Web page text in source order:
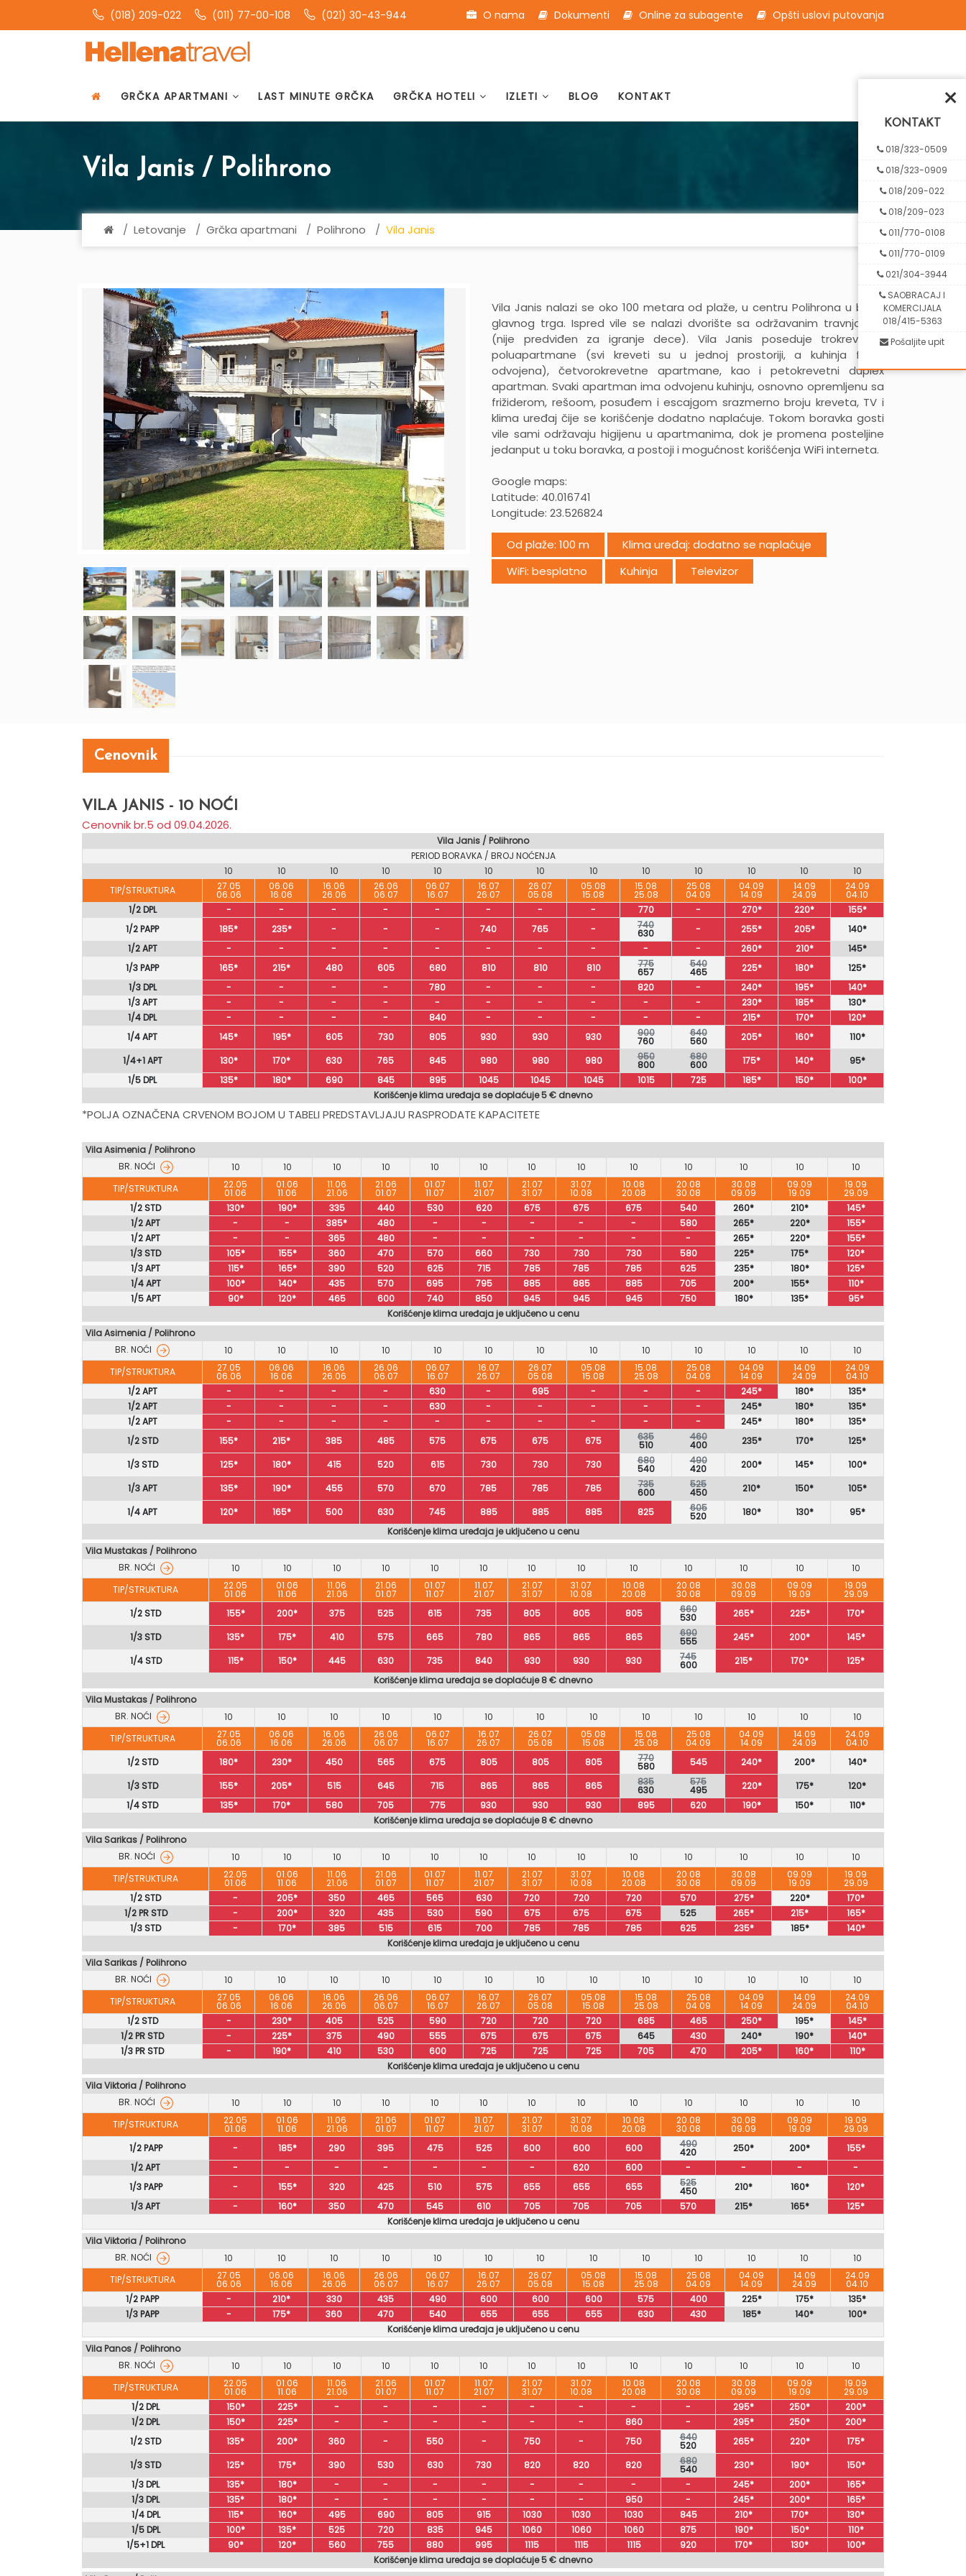
(018) 209-022 (011) 77-00-108 (021) 30-43-944 O nama Dokumenti Online za subagente Opšti uslovi putovanja
GRČKA APARTMANI LAST MINUTE GRČKA GRČKA HOTELI IZLETI BLOG KONTAKT
Vila Janis / Polihrono
Letovanje Grčka apartmani Polihrono Vila Janis
Vila Janis nalazi se oko 100 metara od plaže, u centru Polihrona u blizini
glavnog trga. Ispred vile se nalazi dvorište sa održavanim travnjakom
(nije predviđen za igranje dece). Vila Janis poseduje trokrevetne
poluapartmane (svi kreveti su u jednoj prostoriji, a kuhinja fizički
odvojena), četvorokrevetne apartmane, kao i petokrevetni duplex
apartman. Svaki apartman ima odvojenu kuhinju, osnovno opremljenu sa
frižiderom, rešoom, posuđem i escajgom srazmerno broju kreveta, TV i
klima uređaj čije se korišćenje dodatno naplaćuje. Tokom boravka gosti
vile sami održavaju higijenu u apartmanima, dok je promena posteljine
jedanput u toku boravka, a postoji i mogućnost korišćenja WiFi interneta.
Google maps:
Latitude: 40.016741
Longitude: 23.526824
Od plaže: 100 m
Klima uređaj: dodatno se naplaćuje
WiFi: besplatno
Kuhinja Televizor
Cenovnik
VILA JANIS - 10 NOĆI
Cenovnik br.5 od 09.04.2026.
Vila Janis / Polihrono
PERIOD BORAVKA / BROJ NOĆENJA
10
10 10 10 10 10 10 10 10 10 10 10
10
TIP/STRUKTURA
27.05
06.06
06.06
16.06
16.06
26.06
26.06
06.07
06.07
16.07
16.07
26.07
26.07
05.08
05.08
15.08
15.08
25.08
25.08
04.09
04.09
14.09
14.09
24.09
24.09
04.10
1/2 DPL
- - - - - - - - 770 - 270* 220*
155*
1/2 PAPP
185* 235* - - - 740 765 - 740
630 - 255* 205*
140*
1/2 APT
- - - - - - - - - - 260* 210*
145*
1/3 PAPP
165* 215* 480 605 680 810 810 810 775
657
540
465 225* 180*
125*
1/3 DPL
- - - - 780 - - - 820 - 240* 195*
140*
1/3 APT
- - - - - - - - - - 230* 185*
130*
1/4 DPL
- - - - 840 - - - - - 215* 170*
120*
1/4 APT
145* 195* 605 730 805 930 930 930 900
760
640
560 205* 160*
110*
1/4+1 APT
130* 170* 630 765 845 980 980 980 950
800
680
600 175* 140*
95*
1/5 DPL
135* 180* 690 845 895 1045 1045 1045 1015 725 185* 150*
100*
Korišćenje klima uređaja se doplaćuje 5 € dnevno
*POLJA OZNAČENA CRVENOM BOJOM U TABELI PREDSTAVLJAJU RASPRODATE KAPACITETE
Vila Asimenia / Polihrono
BR. NOĆI
10 10 10 10 10 10 10 10 10 10 10 10
10
TIP/STRUKTURA
22.05
01.06
01.06
11.06
11.06
21.06
21.06
01.07
01.07
11.07
11.07
21.07
21.07
31.07
31.07
10.08
10.08
20.08
20.08
30.08
30.08
09.09
09.09
19.09
19.09
29.09
1/2 STD
130* 190* 335 440 530 620 675 675 675 540 260* 210*
145*
1/2 APT
- - 385* 480 - - - - - 580 265* 220*
155*
1/2 APT
- - 365 480 - - - - - - 265* 220*
155*
1/3 STD
105* 155* 360 470 570 660 730 730 730 580 225* 175*
120*
1/3 APT
115* 165* 390 520 625 715 785 785 785 625 235* 180*
125*
1/4 APT
100* 140* 435 570 695 795 885 885 885 705 200* 155*
110*
1/5 APT
90* 120* 465 600 740 850 945 945 945 750 180* 135*
95*
Korišćenje klima uređaja je uključeno u cenu
Vila Asimenia / Polihrono
BR. NOĆI
10 10 10 10 10 10 10 10 10 10 10 10
10
TIP/STRUKTURA
27.05
06.06
06.06
16.06
16.06
26.06
26.06
06.07
06.07
16.07
16.07
26.07
26.07
05.08
05.08
15.08
15.08
25.08
25.08
04.09
04.09
14.09
14.09
24.09
24.09
04.10
1/2 APT
- - - - 630 - 695 - - - 245* 180*
135*
1/2 APT
- - - - 630 - - - - - 245* 180*
135*
1/2 APT
- - - - - - - - - - 245* 180*
135*
1/2 STD
155* 215* 385 485 575 675 675 675 635
510
460
400 235* 170*
125*
1/3 STD
125* 180* 415 520 615 730 730 730 680
540
490
420 200* 145*
100*
1/3 APT
135* 190* 455 570 670 785 785 785 735
600
525
450 210* 150*
105*
1/4 APT
120* 165* 500 630 745 885 885 885 825 605
520 180* 130*
95*
Korišćenje klima uređaja je uključeno u cenu
Vila Mustakas / Polihrono
BR. NOĆI
10 10 10 10 10 10 10 10 10 10 10 10
10
TIP/STRUKTURA
22.05
01.06
01.06
11.06
11.06
21.06
21.06
01.07
01.07
11.07
11.07
21.07
21.07
31.07
31.07
10.08
10.08
20.08
20.08
30.08
30.08
09.09
09.09
19.09
19.09
29.09
1/2 STD
155* 200* 375 525 615 735 805 805 805 660
530 265* 225*
170*
1/3 STD
135* 175* 410 575 665 780 865 865 865 690
555 245* 200*
145*
1/4 STD
115* 150* 445 630 735 840 930 930 930 745
600 215* 170*
125*
Korišćenje klima uređaja se doplaćuje 8 € dnevno
Vila Mustakas / Polihrono
BR. NOĆI
10 10 10 10 10 10 10 10 10 10 10 10
10
TIP/STRUKTURA
27.05
06.06
06.06
16.06
16.06
26.06
26.06
06.07
06.07
16.07
16.07
26.07
26.07
05.08
05.08
15.08
15.08
25.08
25.08
04.09
04.09
14.09
14.09
24.09
24.09
04.10
1/2 STD
180* 230* 450 565 675 805 805 805 770
580 545 240* 200*
140*
1/3 STD
155* 205* 515 645 715 865 865 865 835
630
575
495 220* 175*
120*
1/4 STD
135* 170* 580 705 775 930 930 930 895 620 190* 150*
110*
Korišćenje klima uređaja se doplaćuje 8 € dnevno
Vila Sarikas / Polihrono
BR. NOĆI
10 10 10 10 10 10 10 10 10 10 10 10
10
TIP/STRUKTURA
22.05
01.06
01.06
11.06
11.06
21.06
21.06
01.07
01.07
11.07
11.07
21.07
21.07
31.07
31.07
10.08
10.08
20.08
20.08
30.08
30.08
09.09
09.09
19.09
19.09
29.09
1/2 STD
- 205* 350 465 565 630 720 720 720 570 275* 220*
170*
1/2 PR STD
- 200* 320 435 530 590 675 675 675 525 265* 215*
165*
1/3 STD
- 170* 385 515 615 700 785 785 785 625 235* 185*
140*
Korišćenje klima uređaja je uključeno u cenu
Vila Sarikas / Polihrono
BR. NOĆI
10 10 10 10 10 10 10 10 10 10 10 10
10
TIP/STRUKTURA
27.05
06.06
06.06
16.06
16.06
26.06
26.06
06.07
06.07
16.07
16.07
26.07
26.07
05.08
05.08
15.08
15.08
25.08
25.08
04.09
04.09
14.09
14.09
24.09
24.09
04.10
1/2 STD
- 230* 405 525 590 720 720 720 685 465 250* 195*
145*
1/2 PR STD
- 225* 375 490 555 675 675 675 645 430 240* 190*
140*
1/3 PR STD
- 190* 410 530 600 725 725 725 705 470 205* 160*
110*
Korišćenje klima uređaja je uključeno u cenu
Vila Viktoria / Polihrono
BR. NOĆI
10 10 10 10 10 10 10 10 10 10 10 10
10
TIP/STRUKTURA
22.05
01.06
01.06
11.06
11.06
21.06
21.06
01.07
01.07
11.07
11.07
21.07
21.07
31.07
31.07
10.08
10.08
20.08
20.08
30.08
30.08
09.09
09.09
19.09
19.09
29.09
1/2 PAPP
- 185* 290 395 475 525 600 600 600 490
420 250* 200*
155*
1/2 APT
- - - - - - - 620 600 - - -
-
1/3 PAPP
- 155* 320 425 510 575 655 655 655 525
450 210* 160*
120*
1/3 APT
- 160* 350 470 545 610 705 705 705 570 215* 165*
125*
Korišćenje klima uređaja je uključeno u cenu
Vila Viktoria / Polihrono
BR. NOĆI
10 10 10 10 10 10 10 10 10 10 10 10
10
TIP/STRUKTURA
27.05
06.06
06.06
16.06
16.06
26.06
26.06
06.07
06.07
16.07
16.07
26.07
26.07
05.08
05.08
15.08
15.08
25.08
25.08
04.09
04.09
14.09
14.09
24.09
24.09
04.10
1/2 PAPP
- 210* 330 435 490 600 600 600 575 400 225* 175*
135*
1/3 PAPP
- 175* 360 470 540 655 655 655 630 430 185* 140*
100*
Korišćenje klima uređaja je uključeno u cenu
Vila Panos / Polihrono
BR. NOĆI
10 10 10 10 10 10 10 10 10 10 10 10
10
TIP/STRUKTURA
22.05
01.06
01.06
11.06
11.06
21.06
21.06
01.07
01.07
11.07
11.07
21.07
21.07
31.07
31.07
10.08
10.08
20.08
20.08
30.08
30.08
09.09
09.09
19.09
19.09
29.09
1/2 DPL
150* 225* - - - - - - - - 295* 250*
200*
1/2 DPL
150* 225* - - - - - - 860 - 295* 250*
200*
1/2 STD
135* 200* 360 - 550 - 750 - 750 640
520 265* 220*
175*
1/3 STD
125* 175* 390 530 630 730 820 820 820 680
540 230* 190*
150*
1/3 DPL
135* 180* - - - - - - - - 245* 200*
165*
1/3 DPL
135* 180* - - - - - - 950 - 245* 200*
165*
1/4 DPL
115* 160* 495 690 805 915 1030 1030 1030 845 210* 170*
130*
1/5 DPL
100* 135* 525 720 835 945 1060 1060 1060 875 190* 150*
110*
1/5+1 DPL
90* 120* 560 755 880 995 1115 1115 1115 920 170* 130*
100*
Korišćenje klima uređaja se doplaćuje 5 € dnevno
×
KONTAKT
018/323-0509
018/323-0909
018/209-022
018/209-023
011/770-0108
011/770-0109
021/304-3944
SAOBRACAJ I
KOMERCIJALA
018/415-5363
Pošaljite upit